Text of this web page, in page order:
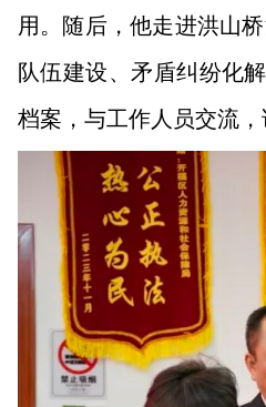
用。随后，他走进洪山
队伍建设、矛盾纠纷化
档案，与工作人员交流